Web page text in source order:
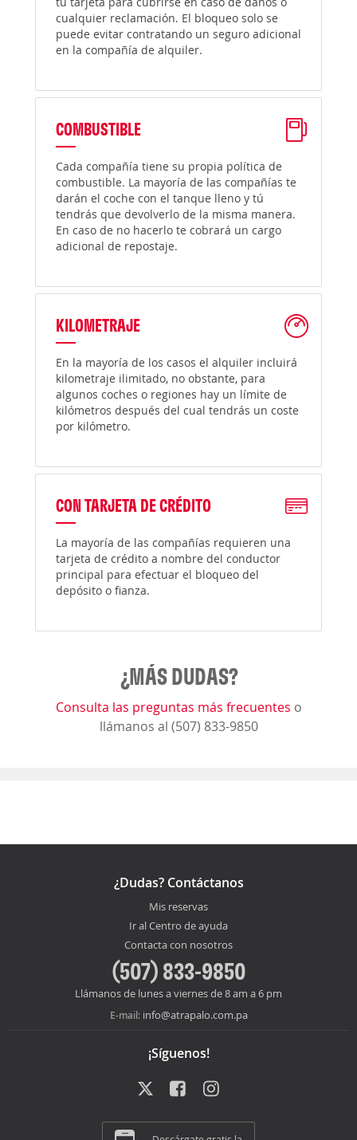
cualquier reclamación. El bloqueo solo se
puede evitar contratando un seguro adicional
en la compañía de alquiler.
COMBUSTIBLE
Cada compañía tiene su propia política de
combustible. La mayoría de las compañías te
darán el coche con el tanque lleno y tú
tendrás que devolverlo de la misma manera.
En caso de no hacerlo te cobrará un cargo
adicional de repostaje.
KILOMETRAJE
En la mayoría de los casos el alquiler incluirá
kilometraje ilimitado, no obstante, para
algunos coches o regiones hay un límite de
kilómetros después del cual tendrás un coste
por kilómetro.
CON TARJETA DE CRÉDITO
La mayoría de las compañías requieren una
tarjeta de crédito a nombre del conductor
principal para efectuar el bloqueo del
depósito o fianza.
¿MÁS DUDAS?
Consulta las preguntas más frecuentes o
llámanos al (507) 833-9850
¿Dudas? Contáctanos
Mis reservas
Ir al Centro de ayuda
Contacta con nosotros
(507) 833-9850
Llámanos de lunes a viernes de 8 am a 6 pm
E-mail: info@atrapalo.com.pa
¡Síguenos!